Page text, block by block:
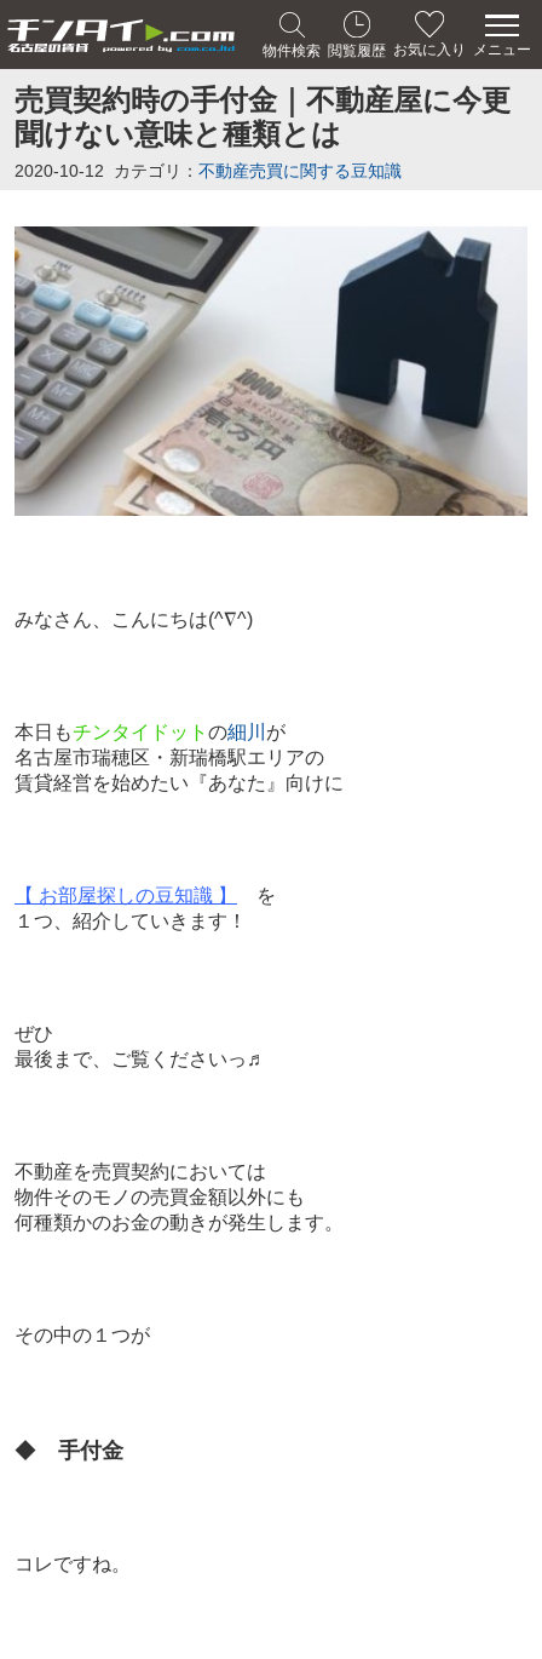
物件検索 閲覧履歴 お気に入り メニュー
売買契約時の手付金｜不動産屋に今更
聞けない意味と種類とは
2020-10-12 カテゴリ： 不動産売買に関する豆知識
みなさん、こんにちは(^∇^)
本日もチンタイドット の細川 が
名古屋市瑞穂区・新瑞橋駅エリアの
賃貸経営を始めたい『あなた』向けに
【 お部屋探しの豆知識 】
を
１つ、紹介していきます！
ぜひ
最後まで、ご覧くださいっ♬
不動産を売買契約においては
物件そのモノの売買金額以外にも
何種類かのお金の動きが発生します。
その中の１つが
◆ 手付金
コレですね。